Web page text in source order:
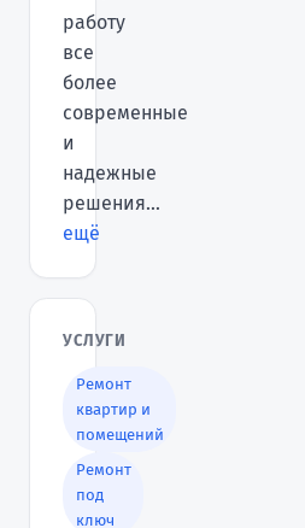
работу
все
более
современные
и
надежные
решения...
ещё
УСЛУГИ
Ремонт
квартир и
помещений
Ремонт
под
ключ